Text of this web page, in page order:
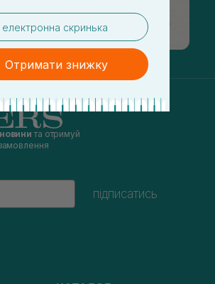
та отримуй
підписатись
Отримати знижку